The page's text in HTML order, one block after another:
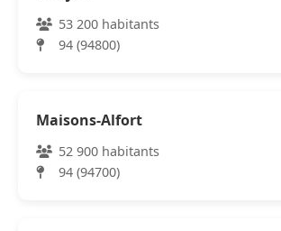
53 200 habitants
94 (94800)
Maisons-Alfort
52 900 habitants
94 (94700)